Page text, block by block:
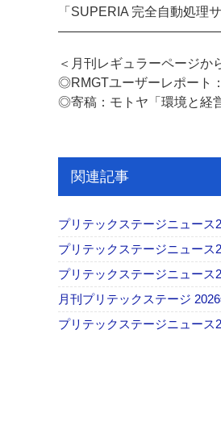
「SUPERIA 完全自動処理
＜月刊レギュラーページか
◎RMGTユーザーレポート
◎寄稿：モトヤ「環境と経
関連記事
プリテックステージニュース
プリテックステージニュース
プリテックステージニュース
月刊プリテックステージ
プリテックステージニュース